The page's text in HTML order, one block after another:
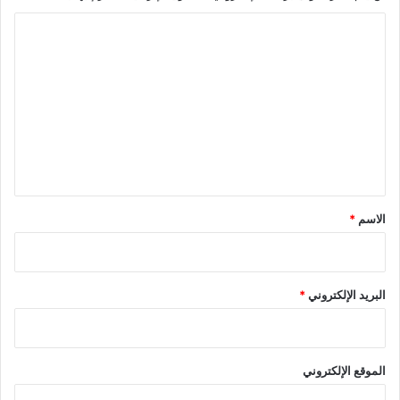
*
الاسم *
البريد الإلكتروني*
الموقع الإلكتروني